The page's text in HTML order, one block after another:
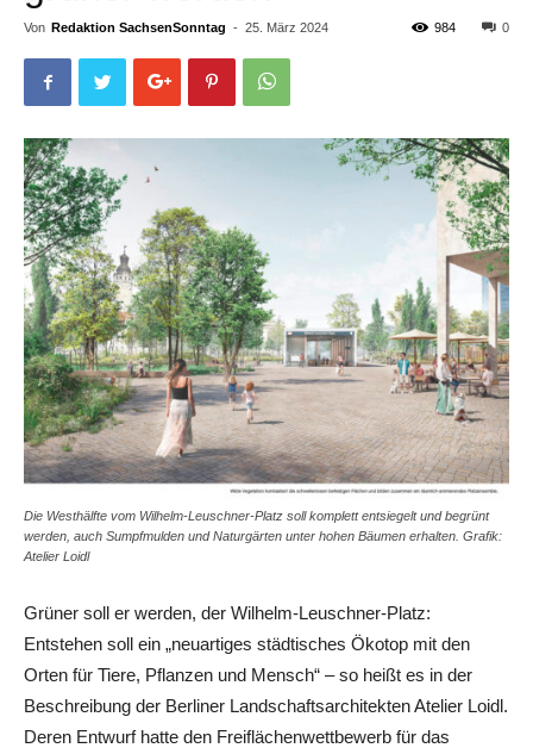
Von Redaktion SachsenSonntag - 25. März 2024 0
984
Die Westhälfte vom Wilhelm-Leuschner-Platz soll komplett entsiegelt und begrünt
werden, auch Sumpfmulden und Naturgärten unter hohen Bäumen erhalten. Grafik:
Atelier Loidl
Grüner soll er werden, der Wilhelm-Leuschner-Platz:
Entstehen soll ein „neuartiges städtisches Ökotop mit den
Orten für Tiere, Pflanzen und Mensch“ – so heißt es in der
Beschreibung der Berliner Landschaftsarchitekten Atelier Loidl.
Deren Entwurf hatte den Freiflächenwettbewerb für das